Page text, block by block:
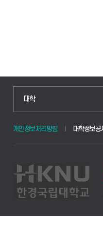
대학
개인정보처리방침 대학정보공